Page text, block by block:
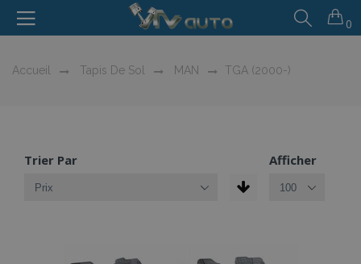
0
Accueil Tapis De Sol MAN TGA (2000-)
Trier Par Afficher